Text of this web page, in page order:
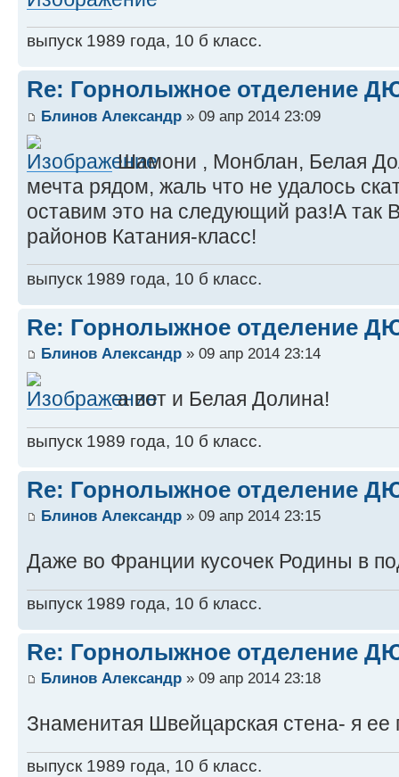
выпуск 1989 года, 10 б класс.
Re: Горнолыжное отделение
Блинов Александр » 09 апр 2014 23:09
Шамони , Монблан, Белая
мечта рядом, жаль что не удалось
оставим это на следующий раз!А так
районов Катания-класс!
выпуск 1989 года, 10 б класс.
Re: Горнолыжное отделение
Блинов Александр » 09 апр 2014 23:14
а вот и Белая Долина!
выпуск 1989 года, 10 б класс.
Re: Горнолыжное отделение
Блинов Александр » 09 апр 2014 23:15
Даже во Франции кусочек Родины в
выпуск 1989 года, 10 б класс.
Re: Горнолыжное отделение
Блинов Александр » 09 апр 2014 23:18
Знаменитая Швейцарская стена- я ее
выпуск 1989 года, 10 б класс.